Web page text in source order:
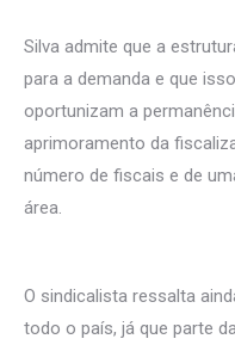
Silva admite que a
para a demanda e que
oportunizam a
aprimoramento da
número de fiscais e de
área.
O sindicalista ressalta
todo o país, já que parte